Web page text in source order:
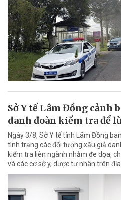
Sở Y tế Lâm Đồng cảnh
danh đoàn kiểm tra để
Ngày 3/8, Sở Y tế tỉnh Lâm Đồng
tình trạng các đối tượng xấu giả
kiểm tra liên ngành nhằm đe dọa,
và các cơ sở y, dược tư nhân trên